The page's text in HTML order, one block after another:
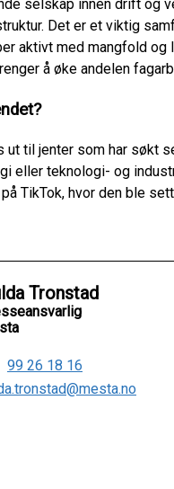
selskap innen drift og
Det er et viktig
aktivt med mangfold
å øke andelen
til jenter som har søkt
eller teknologi- og
TikTok, hvor den ble
Tronstad
99 26 18 16